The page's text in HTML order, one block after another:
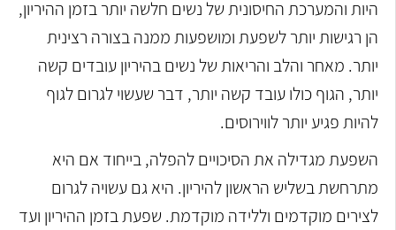
היות והמערכת החיסונית של נשים חלשה יותר בזמן ההיריון,
הן רגישות יותר לשפעת ומושפעות ממנה בצורה רצינית
יותר. מאחר והלב והריאות של נשים בהיריון עובדים קשה
יותר, הגוף כולו עובד קשה יותר, דבר שעשוי לגרום לגוף
להיות פגיע יותר לווירוסים.
השפעת מגדילה את הסיכויים להפלה, בייחוד אם היא
מתרחשת בשליש הראשון להיריון. היא גם עשויה לגרום
לצירים מוקדמים וללידה מוקדמת. שפעת בזמן ההיריון ועד